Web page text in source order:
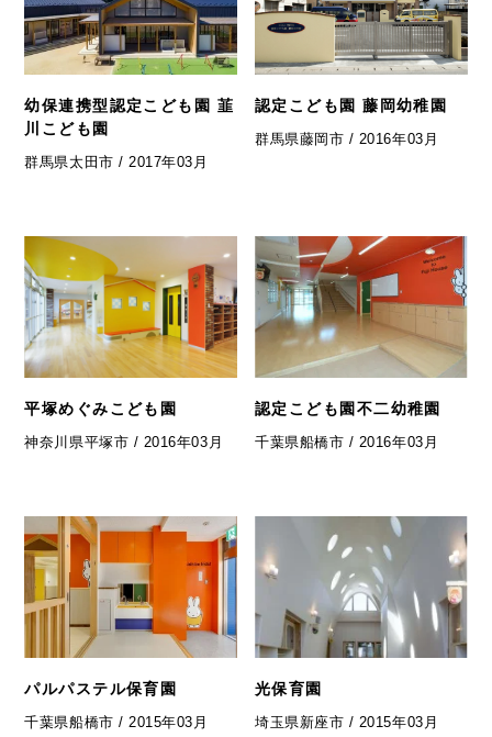
幼保連携型認定こども園 韮
川こども園
群馬県太田市 / 2017年03月
認定こども園 藤岡幼稚園
群馬県藤岡市 / 2016年03月
平塚めぐみこども園
神奈川県平塚市 / 2016年03月
認定こども園不二幼稚園
千葉県船橋市 / 2016年03月
パルパステル保育園
千葉県船橋市 / 2015年03月
光保育園
埼玉県新座市 / 2015年03月